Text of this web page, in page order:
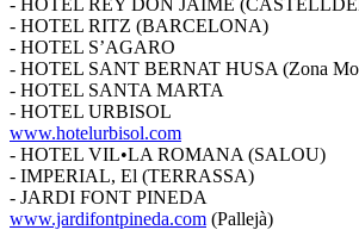
- HOTEL REY DON JAIME
- HOTEL RITZ (BARCELONA)
- HOTEL S’AGARO
- HOTEL SANT BERNAT HUSA (Zona
- HOTEL SANTA MARTA
- HOTEL URBISOL
www.hotelurbisol.com
- HOTEL VIL•LA ROMANA (SALOU)
- IMPERIAL, El (TERRASSA)
- JARDI FONT PINEDA
www.jardifontpineda.com (Pallejà)